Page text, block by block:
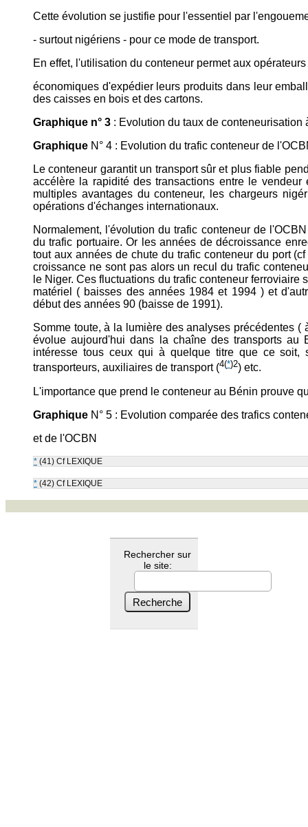
Cette évolution se justifie pour l'essentiel par
- surtout nigériens - pour ce mode de transport.
En effet, l'utilisation du conteneur permet aux opérateurs
économiques d'expédier leurs produits dans leur
des caisses en bois et des cartons.
Graphique n° 3 : Evolution du taux de conteneurisation
Graphique N° 4 : Evolution du trafic conteneur de
Le conteneur garantit un transport sûr et plus fiable
accélère la rapidité des transactions entre le
multiples avantages du conteneur, les chargeurs
opérations d'échanges internationaux.
Normalement, l'évolution du trafic conteneur de
du trafic portuaire. Or les années de décroissance
tout aux années de chute du trafic conteneur du port
croissance ne sont pas alors un recul du trafic
le Niger. Ces fluctuations du trafic conteneur
matériel ( baisses des années 1984 et 1994 ) et
début des années 90 (baisse de 1991).
Somme toute, à la lumière des analyses précédentes
évolue aujourd'hui dans la chaîne des transports
intéresse tous ceux qui à quelque titre que ce
transporteurs, auxiliaires de transport (4(*)2) etc.
L'importance que prend le conteneur au Bénin prouve
Graphique N° 5 : Evolution comparée des trafics
et de l'OCBN
* (41) Cf LEXIQUE
* (42) Cf LEXIQUE
Rechercher sur
le site: